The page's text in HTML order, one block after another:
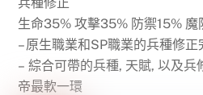
生命35% 攻擊35% 防禦15% 魔
– 原生職業和SP職業的兵種修正
– 綜合可帶的兵種, 天賦, 以及兵
帝最軟一環